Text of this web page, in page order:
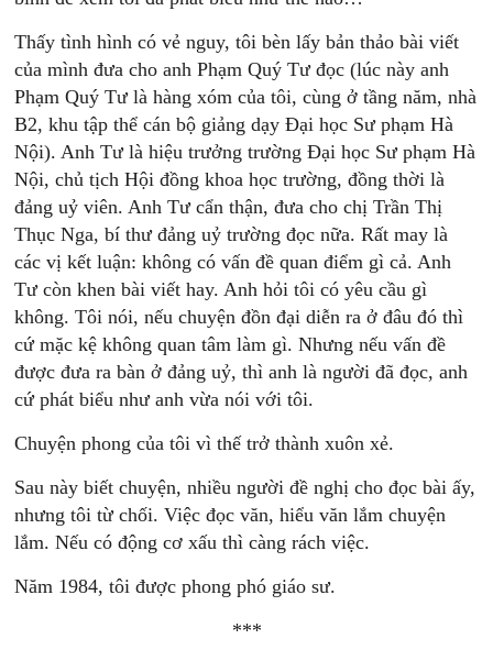
Thấy tình hình có vẻ nguy, tôi bèn lấy bản thảo bài viết
của mình đưa cho anh Phạm Quý Tư đọc (lúc này anh
Phạm Quý Tư là hàng xóm của tôi, cùng ở tầng năm, nhà
B2, khu tập thể cán bộ giảng dạy Đại học Sư phạm Hà
Nội). Anh Tư là hiệu trưởng trường Đại học Sư phạm Hà
Nội, chủ tịch Hội đồng khoa học trường, đồng thời là
đảng uỷ viên. Anh Tư cẩn thận, đưa cho chị Trần Thị
Thục Nga, bí thư đảng uỷ trường đọc nữa. Rất may là
các vị kết luận: không có vấn đề quan điểm gì cả. Anh
Tư còn khen bài viết hay. Anh hỏi tôi có yêu cầu gì
không. Tôi nói, nếu chuyện đồn đại diễn ra ở đâu đó thì
cứ mặc kệ không quan tâm làm gì. Nhưng nếu vấn đề
được đưa ra bàn ở đảng uỷ, thì anh là người đã đọc, anh
cứ phát biểu như anh vừa nói với tôi.
Chuyện phong của tôi vì thế trở thành xuôn xẻ.
Sau này biết chuyện, nhiều người đề nghị cho đọc bài ấy,
nhưng tôi từ chối. Việc đọc văn, hiểu văn lắm chuyện
lắm. Nếu có động cơ xấu thì càng rách việc.
Năm 1984, tôi được phong phó giáo sư.
***